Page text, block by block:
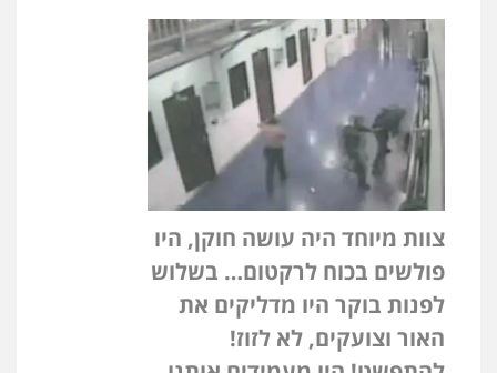
צוות מיוחד היה עושה חוקן, היו
פולשים בכוח לרקטום… בשלוש
לפנות בוקר היו מדליקים את
האור וצועקים, לא לזוז!